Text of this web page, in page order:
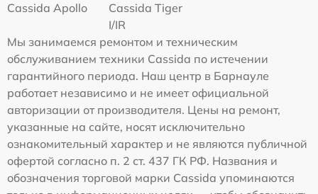
Cassida Apollo
Cassida Tiger
I/IR
Мы занимаемся ремонтом и техническим
обслуживанием техники Cassida по истечении
гарантийного периода. Наш центр в Барнауле
работает независимо и не имеет официальной
авторизации от производителя. Цены на ремонт,
указанные на сайте, носят исключительно
ознакомительный характер и не являются публичной
офертой согласно п. 2 ст. 437 ГК РФ. Названия и
обозначения торговой марки Cassida упоминаются